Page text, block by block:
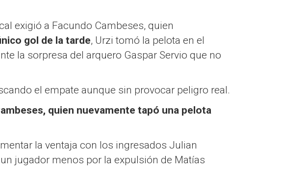
exigió a Facundo Cambeses, quien
gol de la tarde, Urzi tomó la pelota en el
la sorpresa del arquero Gaspar Servio que no
el empate aunque sin provocar peligro real.
quien nuevamente tapó una pelota
la ventaja con los ingresados Julian
jugador menos por la expulsión de Matías